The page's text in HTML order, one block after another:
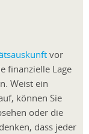
vor
finanzielle Lage
Weist ein
können Sie
oder die
dass jeder